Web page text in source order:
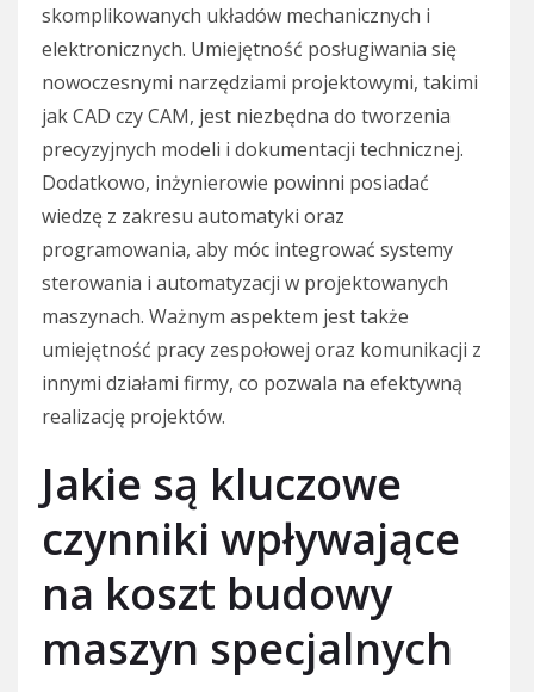
skomplikowanych układów mechanicznych i
elektronicznych. Umiejętność posługiwania się
nowoczesnymi narzędziami projektowymi, takimi
jak CAD czy CAM, jest niezbędna do tworzenia
precyzyjnych modeli i dokumentacji technicznej.
Dodatkowo, inżynierowie powinni posiadać
wiedzę z zakresu automatyki oraz
programowania, aby móc integrować systemy
sterowania i automatyzacji w projektowanych
maszynach. Ważnym aspektem jest także
umiejętność pracy zespołowej oraz komunikacji z
innymi działami firmy, co pozwala na efektywną
realizację projektów.
Jakie są kluczowe
czynniki wpływające
na koszt budowy
maszyn specjalnych